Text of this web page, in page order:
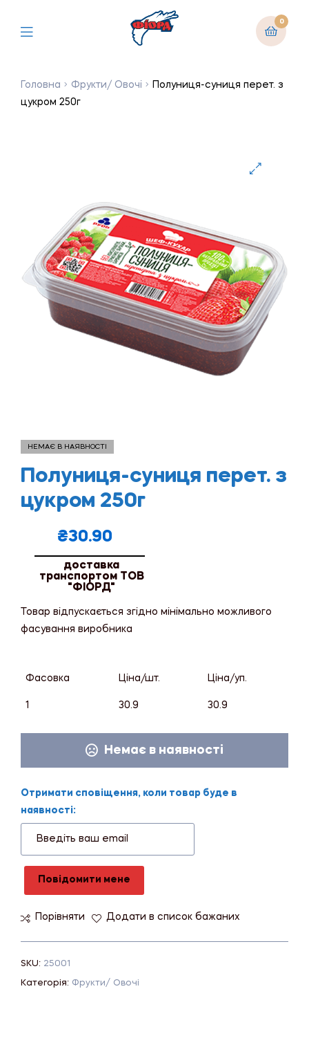
0
Головна Фрукти/ Овочі
Полуниця-суниця перет. з
цукром 250г
НЕМАЄ В НАЯВНОСТІ
Полуниця-суниця перет. з
цукром 250г
₴30.90
доставка
транспортом ТОВ
"ФІОРД"
Товар відпускається згідно мінімально можливого
фасування виробника
Фасовка Ціна/шт. Ціна/уп.
1 30.9 30.9
Немає в наявності
Отримати сповіщення, коли товар буде в
наявності:
Повідомити мене
Порівняти Додати в список бажаних
SKU: 25001
Категорія: Фрукти/ Овочі